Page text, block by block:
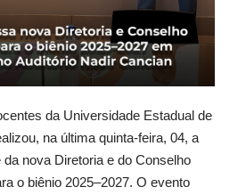
da Universidade Estadual de
na última quinta-feira, 04, a
nova Diretoria e do Conselho
o biênio 2025–2027. O evento